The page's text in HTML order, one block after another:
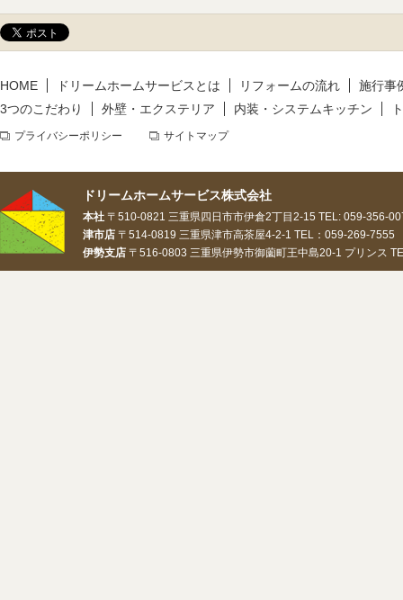
HOME ドリームホームサービスとは リフォームの流れ
施行事
3つのこだわり
外壁・エクステリア 内装・システムキッチン
プライバシーポリシー サイトマップ
ドリームホームサービス株式会社
本社 〒510-0821 三重県四日市市伊倉2丁目2-15 TEL: 059-356-
津市店 〒514-0819 三重県津市高茶屋4-2-1 TEL：059-269-
伊勢支店 〒516-0803 三重県伊勢市御薗町王中島20-1 プリンス